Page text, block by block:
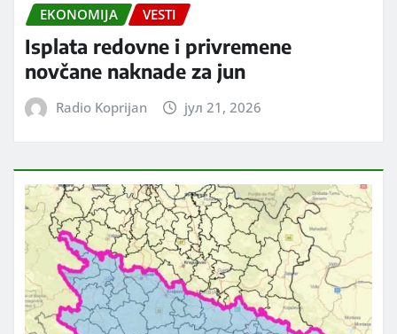
EKONOMIJA VESTI
Isplata redovne i privremene
novčane naknade za jun
Radio Koprijan јул 21, 2026